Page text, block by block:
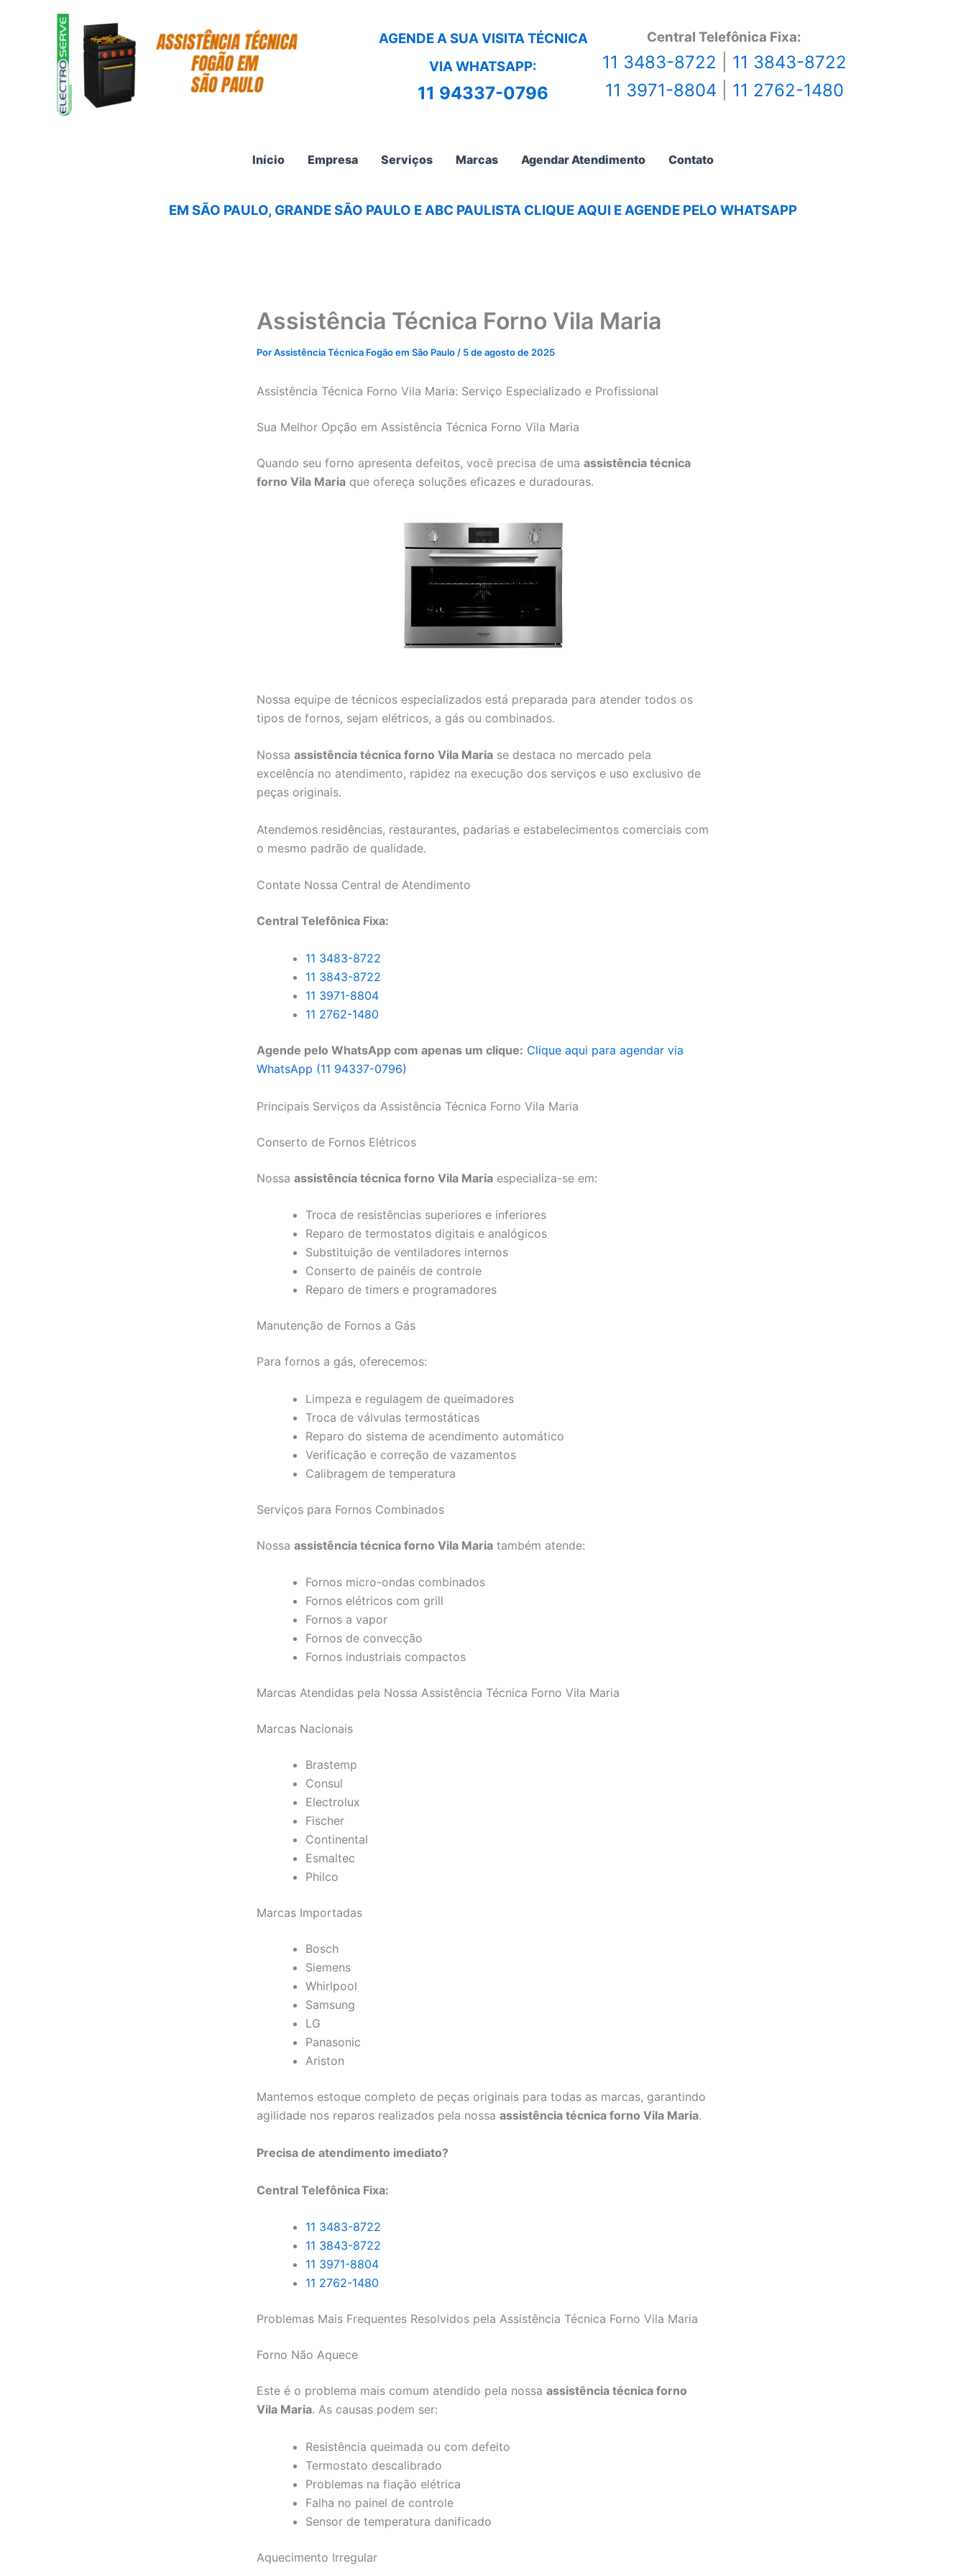
AGENDE A SUA VISITA TÉCNICA
VIA WHATSAPP:
11 94337-0796
Central Telefônica Fixa:
11 3483-8722
11 3843-8722
11 3971-8804
11 2762-1480
Início Empresa Serviços Marcas Agendar Atendimento Contato
EM SÃO PAULO, GRANDE SÃO PAULO E ABC PAULISTA CLIQUE AQUI E AGENDE PELO WHATSAPP
Assistência Técnica Forno Vila Maria
PorAssistência Técnica Fogão em São Paulo/ 5 de agosto de 2025
Assistência Técnica Forno Vila Maria: Serviço Especializado e Profissional
Sua Melhor Opção em Assistência Técnica Forno Vila Maria
Quando seu forno apresenta defeitos, você precisa de uma assistência técnica
forno Vila Maria que ofereça soluções eficazes e duradouras.
Nossa equipe de técnicos especializados está preparada para atender todos os
tipos de fornos, sejam elétricos, a gás ou combinados.
Nossa assistência técnica forno Vila Maria se destaca no mercado pela
excelência no atendimento, rapidez na execução dos serviços e uso exclusivo de
peças originais.
Atendemos residências, restaurantes, padarias e estabelecimentos comerciais com
o mesmo padrão de qualidade.
Contate Nossa Central de Atendimento
Central Telefônica Fixa:
11 3483-8722
11 3843-8722
11 3971-8804
11 2762-1480
Agende pelo WhatsApp com apenas um clique: Clique aqui para agendar via
WhatsApp (11 94337-0796)
Principais Serviços da Assistência Técnica Forno Vila Maria
Conserto de Fornos Elétricos
Nossa assistência técnica forno Vila Maria especializa-se em:
Troca de resistências superiores e inferiores
Reparo de termostatos digitais e analógicos
Substituição de ventiladores internos
Conserto de painéis de controle
Reparo de timers e programadores
Manutenção de Fornos a Gás
Para fornos a gás, oferecemos:
Limpeza e regulagem de queimadores
Troca de válvulas termostáticas
Reparo do sistema de acendimento automático
Verificação e correção de vazamentos
Calibragem de temperatura
Serviços para Fornos Combinados
Nossa assistência técnica forno Vila Maria também atende:
Fornos micro-ondas combinados
Fornos elétricos com grill
Fornos a vapor
Fornos de convecção
Fornos industriais compactos
Marcas Atendidas pela Nossa Assistência Técnica Forno Vila Maria
Marcas Nacionais
Brastemp
Consul
Electrolux
Fischer
Continental
Esmaltec
Philco
Marcas Importadas
Bosch
Siemens
Whirlpool
Samsung
LG
Panasonic
Ariston
Mantemos estoque completo de peças originais para todas as marcas, garantindo
agilidade nos reparos realizados pela nossa assistência técnica forno Vila Maria.
Precisa de atendimento imediato?
Central Telefônica Fixa:
11 3483-8722
11 3843-8722
11 3971-8804
11 2762-1480
Problemas Mais Frequentes Resolvidos pela Assistência Técnica Forno Vila Maria
Forno Não Aquece
Este é o problema mais comum atendido pela nossa assistência técnica forno
Vila Maria. As causas podem ser:
Resistência queimada ou com defeito
Termostato descalibrado
Problemas na fiação elétrica
Falha no painel de controle
Sensor de temperatura danificado
Aquecimento Irregular